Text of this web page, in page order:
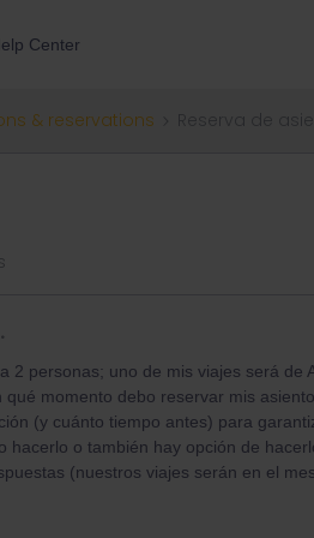
Center
& reservations
2 personas; uno de mis viajes será de
momento debo reservar mis
(y cuánto tiempo antes) para
hacerlo o también hay opción de
(nuestros viajes serán en el